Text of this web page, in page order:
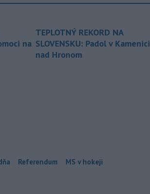
na
TEPLOTNÝ REKORD NA
SLOVENSKU: Padol v Kamenici
nad Hronom
Referendum MS v hokeji